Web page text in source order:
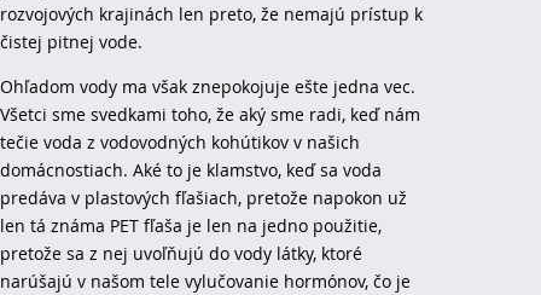
rozvojových krajinách len preto, že nemajú prístup k
čistej pitnej vode.
Ohľadom vody ma však znepokojuje ešte jedna vec.
Všetci sme svedkami toho, že aký sme radi, keď nám
tečie voda z vodovodných kohútikov v našich
domácnostiach. Aké to je klamstvo, keď sa voda
predáva v plastových fľašiach, pretože napokon už
len tá známa PET fľaša je len na jedno použitie,
pretože sa z nej uvoľňujú do vody látky, ktoré
narúšajú v našom tele vylučovanie hormónov, čo je